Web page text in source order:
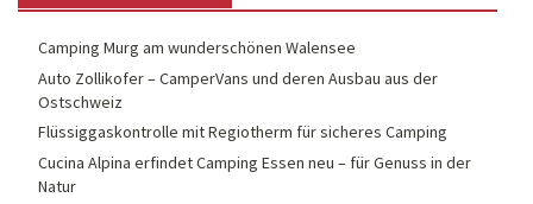
Camping Murg am wunderschönen Walensee
Auto Zollikofer – CamperVans und deren Ausbau aus der
Ostschweiz
Flüssiggaskontrolle mit Regiotherm für sicheres Camping
Cucina Alpina erfindet Camping Essen neu – für Genuss in der
Natur